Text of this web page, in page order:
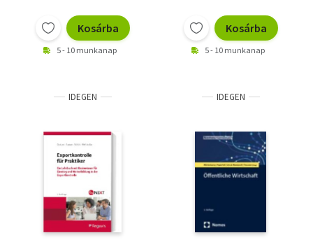
Kosárba
5 - 10 munkanap
Kosárba
5 - 10 munkanap
IDEGEN IDEGEN